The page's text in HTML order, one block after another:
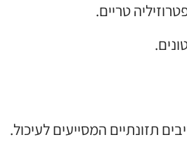
טריים.
תזונתיים המסייעים לעיכול.